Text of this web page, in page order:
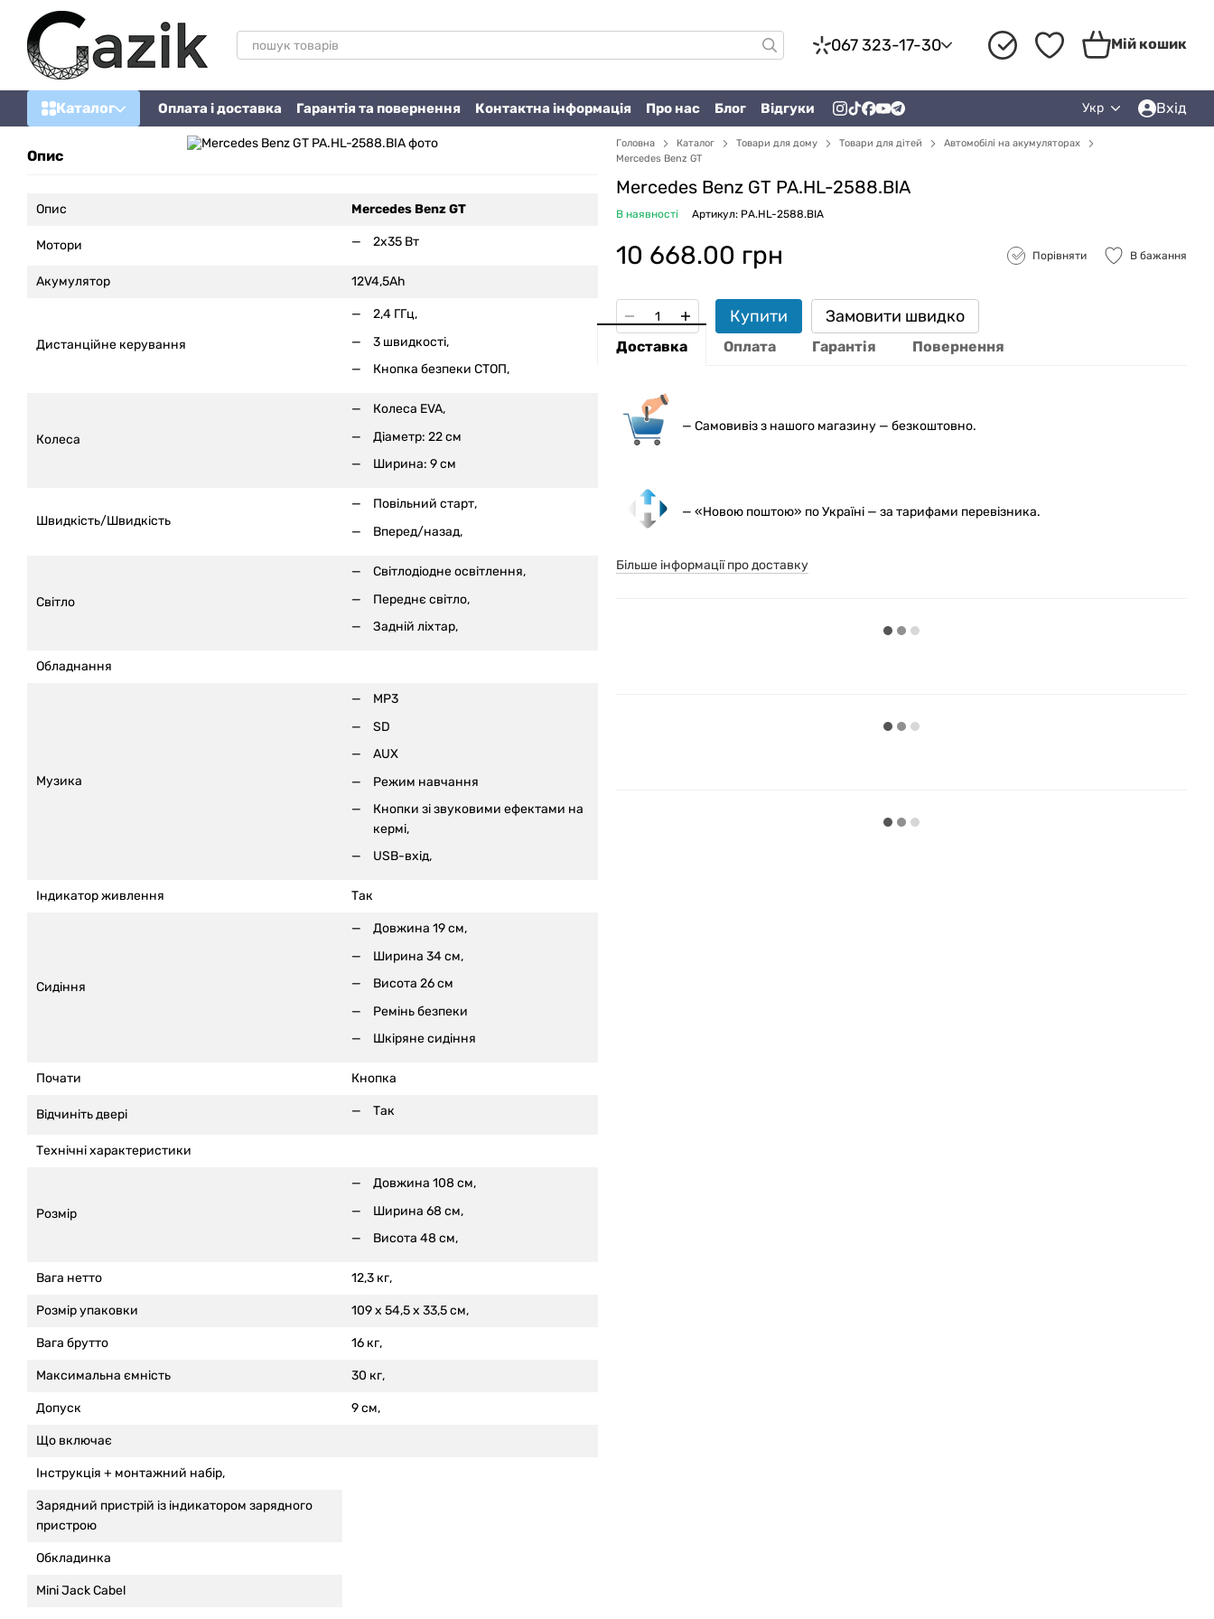
Перейти до основного контенту
067 323-17-30 Мій кошик
Каталог Оплата і доставка Гарантія та повернення Контактна інформація Про нас Блог Відгуки Укр Вхід
Опис
Опис Mercedes Benz GT
Мотори 2x35 Вт
Акумулятор 12V4,5Ah
Дистанційне керування
2,4 ГГц,
3 швидкості,
Кнопка безпеки СТОП,
Колеса
Колеса EVA,
Діаметр: 22 см
Ширина: 9 см
Швидкість/Швидкість
Повільний старт,
Вперед/назад,
Світло
Світлодіодне освітлення,
Переднє світло,
Задній ліхтар,
Обладнання
Музика
MP3
SD
AUX
Режим навчання
Кнопки зі звуковими ефектами на
кермі,
USB-вхід,
Індикатор живлення Так
Сидіння
Довжина 19 см,
Ширина 34 см,
Висота 26 см
Ремінь безпеки
Шкіряне сидіння
Почати Кнопка
Відчиніть двері Так
Технічні характеристики
Розмір
Довжина 108 см,
Ширина 68 см,
Висота 48 см,
Вага нетто 12,3 кг,
Розмір упаковки 109 x 54,5 x 33,5 см,
Вага брутто 16 кг,
Максимальна ємність 30 кг,
Допуск 9 см,
Що включає
Інструкція + монтажний набір,
Зарядний пристрій із індикатором зарядного
пристрою
Обкладинка
Mini Jack Cabel
Головна Каталог Товари для дому Товари для дітей
Автомобілі на акумуляторах
Mercedes Benz GT
Mercedes Benz GT PA.HL-2588.BIA
В наявності Артикул: PA.HL-2588.BIA
10 668.00 грн Порівняти В бажання
Купити Замовити швидко
Доставка Оплата Гарантія Повернення
— Самовивіз з нашого магазину — безкоштовно.
— «Новою поштою» по Україні — за тарифами перевізника.
Більше інформації про доставку